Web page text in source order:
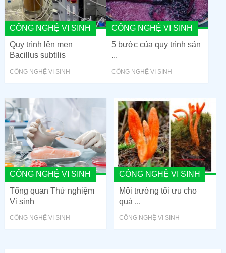
CÔNG NGHỆ VI SINH
Quy trình lên men
Bacillus subtilis
CÔNG NGHỆ VI SINH
CÔNG NGHỆ VI SINH
5 bước của quy trình sản
...
CÔNG NGHỆ VI SINH
CÔNG NGHỆ VI SINH
Tổng quan Thử nghiệm
Vi sinh
CÔNG NGHỆ VI SINH
CÔNG NGHỆ VI SINH
Môi trường tối ưu cho
quả ...
CÔNG NGHỆ VI SINH